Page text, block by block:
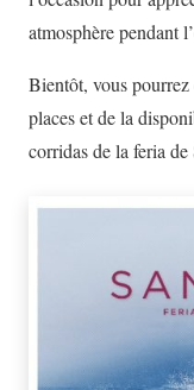
atmosphère pendant
Bientôt, vous pourrez
places et de la
corridas de la feria